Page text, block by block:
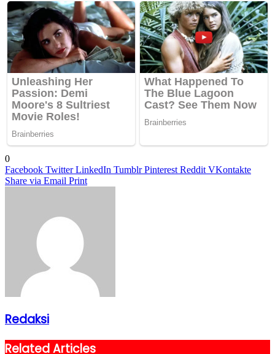
0
Facebook Twitter LinkedIn Tumblr Pinterest Reddit VKontakte
Share via Email Print
Redaksi
Related Articles